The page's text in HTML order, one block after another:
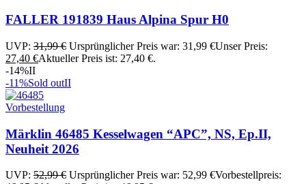
FALLER 191839 Haus Alpina Spur H0
UVP: 31,99€ Ursprünglicher Preis war: 31,99 €Unser Preis:
27,40 €Aktueller Preis ist: 27,40 €.
-14%II
-11%Sold outII
Vorbestellung
Märklin 46485 Kesselwagen “APC”, NS, Ep.II,
Neuheit 2026
UVP: 52,99€ Ursprünglicher Preis war: 52,99 €Vorbestellpreis: